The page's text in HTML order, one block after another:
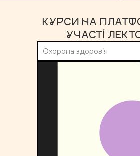
КУРСИ НА
УЧАСТІ
Охорона здоров’я